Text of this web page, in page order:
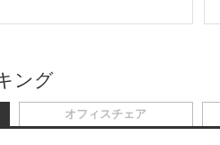
ング
オフィスチェア